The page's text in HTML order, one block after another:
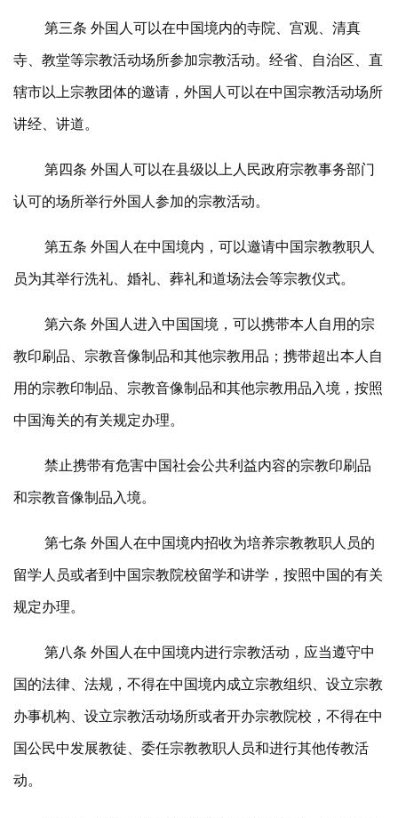
第三条 外国人可以在中国境内的寺院、宫观、清真
寺、教堂等宗教活动场所参加宗教活动。经省、自治区、直
辖市以上宗教团体的邀请，外国人可以在中国宗教活动场所
讲经、讲道。
第四条 外国人可以在县级以上人民政府宗教事务部门
认可的场所举行外国人参加的宗教活动。
第五条 外国人在中国境内，可以邀请中国宗教教职人
员为其举行洗礼、婚礼、葬礼和道场法会等宗教仪式。
第六条 外国人进入中国国境，可以携带本人自用的宗
教印刷品、宗教音像制品和其他宗教用品；携带超出本人自
用的宗教印制品、宗教音像制品和其他宗教用品入境，按照
中国海关的有关规定办理。
禁止携带有危害中国社会公共利益内容的宗教印刷品
和宗教音像制品入境。
第七条 外国人在中国境内招收为培养宗教教职人员的
留学人员或者到中国宗教院校留学和讲学，按照中国的有关
规定办理。
第八条 外国人在中国境内进行宗教活动，应当遵守中
国的法律、法规，不得在中国境内成立宗教组织、设立宗教
办事机构、设立宗教活动场所或者开办宗教院校，不得在中
国公民中发展教徒、委任宗教教职人员和进行其他传教活
动。